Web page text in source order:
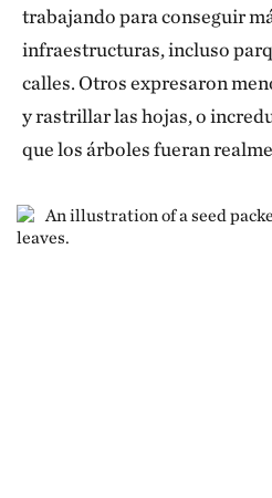
mediciones de los efectos
rigidez de las arterias, los
depresión, las respuestas
hace un ensayo
un solo centro, pero luego,
multicéntrico. Así que
trabajando para conseguir
infraestructuras, incluso
calles. Otros expresaron
y rastrillar las hojas, o
que los árboles fueran